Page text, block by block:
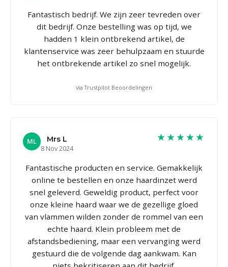
Fantastisch bedrijf. We zijn zeer tevreden over
dit bedrijf. Onze bestelling was op tijd, we
hadden 1 klein ontbrekend artikel, de
klantenservice was zeer behulpzaam en stuurde
het ontbrekende artikel zo snel mogelijk.
via Trustpilot Beoordelingen
ML
Mrs L
8 Nov 2024
★★★★★
Fantastische producten en service. Gemakkelijk
online te bestellen en onze haardinzet werd
snel geleverd. Geweldig product, perfect voor
onze kleine haard waar we de gezellige gloed
van vlammen wilden zonder de rommel van een
echte haard. Klein probleem met de
afstandsbediening, maar een vervanging werd
gestuurd die de volgende dag aankwam. Kan